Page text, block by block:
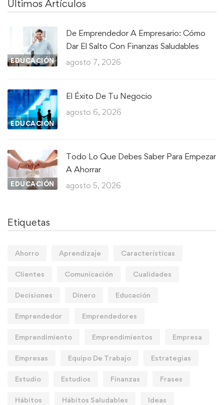
Ultimos Artículos
EDUCACIÓN
De Emprendedor A Empresario: Cómo
Dar El Salto Con Finanzas Saludables
agosto 7, 2026
EDUCACIÓN
El Éxito De Tu Negocio
agosto 6, 2026
EDUCACIÓN
Todo Lo Que Debes Saber Para Empezar
A Ahorrar
agosto 5, 2026
Etiquetas
Ahorro Aprendizaje Características
Clientes Comunicación Cualidades
Decisiones Dinero Educación
Emprendedor Emprendedores
Emprendimiento Emprendimientos Empresa
Empresas Equipo De Trabajo Estrategias
Estudio Estudios Finanzas Frases
Hábitos Hábitos Saludables Ideas